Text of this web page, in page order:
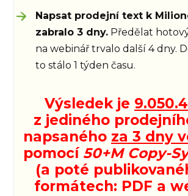
Napsat prodejní text k
zabralo 3 dny. Předělat
na webinář trvalo další 4 dny.
to stálo 1 týden času.
Výsledek je
z jediného
napsaného za 3 dny
pomocí50+M Copy-
(a poté
formátech: PDF a